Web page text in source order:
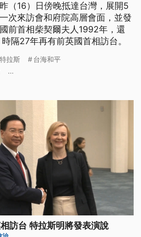
（16）日傍晚抵達台灣，展開5
次來訪會和府院高層會面，並發
前首相柴契爾夫人1992年，還
隔27年再有前英國首相訪台。
特拉斯
台海和平
...
訪台 特拉斯明將發表演說